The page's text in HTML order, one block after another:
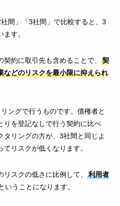
間」「3社間」で比較すると、3
す。
約に取引先も含めることで、
契
などのリスクを最小限に抑えられ
ングで行うものです。債権者と
りを登記なしで行う契約に比べ
リングの方が、3社間と同じよ
リスクが低くなります。
スクの低さに比例して、
利用者
いうことになります。